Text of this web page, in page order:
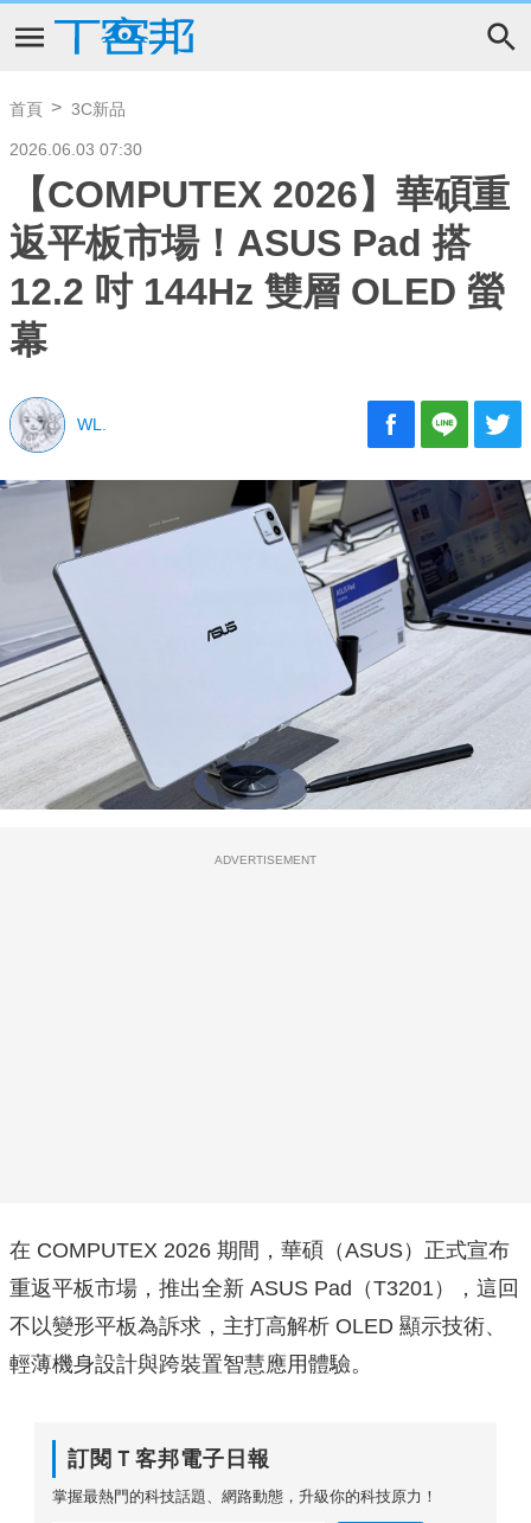
首頁 3C新品
2026.06.03 07:30
【COMPUTEX 2026】華碩重
返平板市場！ASUS Pad 搭
12.2 吋 144Hz 雙層 OLED 螢
幕
WL.
ADVERTISEMENT
在 COMPUTEX 2026 期間，華碩（ASUS）正式宣布
重返平板市場，推出全新 ASUS Pad（T3201），這回
不以變形平板為訴求，主打高解析 OLED 顯示技術、
輕薄機身設計與跨裝置智慧應用體驗。
訂閱Ｔ客邦電子日報
掌握最熱門的科技話題、網路動態，升級你的科技原力！